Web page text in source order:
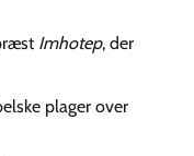
Imhotep, der
plager over